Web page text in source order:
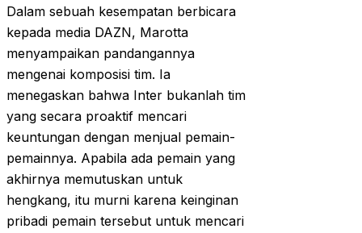
Dalam sebuah kesempatan berbicara
kepada media DAZN, Marotta
menyampaikan pandangannya
mengenai komposisi tim. Ia
menegaskan bahwa Inter bukanlah tim
yang secara proaktif mencari
keuntungan dengan menjual pemain-
pemainnya. Apabila ada pemain yang
akhirnya memutuskan untuk
hengkang, itu murni karena keinginan
pribadi pemain tersebut untuk mencari